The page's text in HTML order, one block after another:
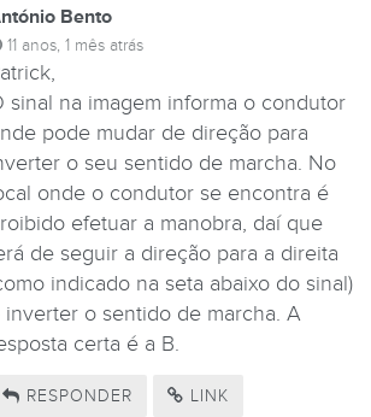
Bento
11 anos, 1 mês atrás
sinal na imagem informa o condutor
pode mudar de direção para
o seu sentido de marcha. No
onde o condutor se encontra é
efetuar a manobra, daí que
de seguir a direção para a direita
indicado na seta abaixo do sinal)
inverter o sentido de marcha. A
certa é a B.
RESPONDER LINK